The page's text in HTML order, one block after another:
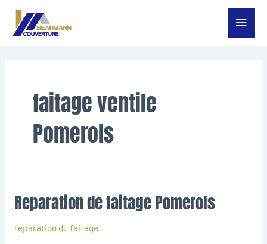
Aller
Menu
faitage ventile
Pomerols
Reparation de faitage Pomerols
reparation du faitage
Reparation
de
faitage